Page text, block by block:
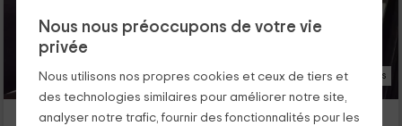
Nous nous préoccupons de votre vie
privée
Nous utilisons nos propres cookies et ceux de tiers et
des technologies similaires pour améliorer notre site,
analyser notre trafic, fournir des fonctionnalités pour les
23 Photos
El Loboratorio Rural - Cuenta hasta 3